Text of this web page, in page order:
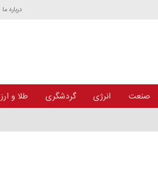
درباره ما
صنعت انرژی گردشگری طلا و ارز